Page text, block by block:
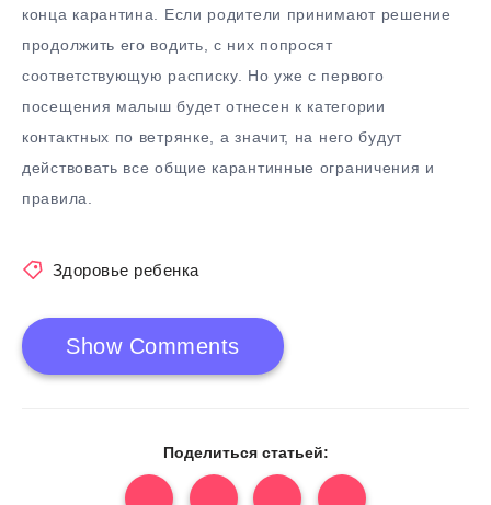
конца карантина. Если родители принимают решение
продолжить его водить, с них попросят
соответствующую расписку. Но уже с первого
посещения малыш будет отнесен к категории
контактных по ветрянке, а значит, на него будут
действовать все общие карантинные ограничения и
правила.
Здоровье ребенка
Show Comments
Поделиться статьей: